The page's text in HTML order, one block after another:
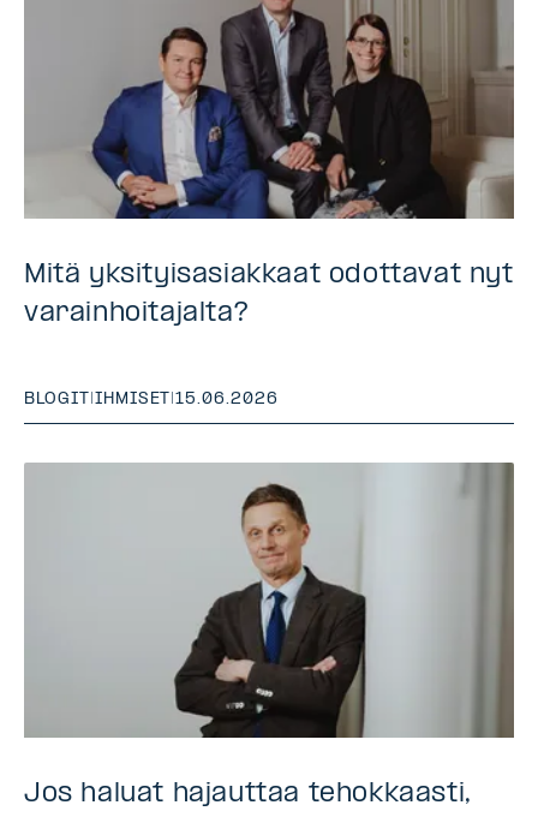
Mitä yksityisasiakkaat odottavat nyt
varainhoitajalta?
BLOGIT IHMISET |15.06.2026
Jos haluat hajauttaa tehokkaasti,